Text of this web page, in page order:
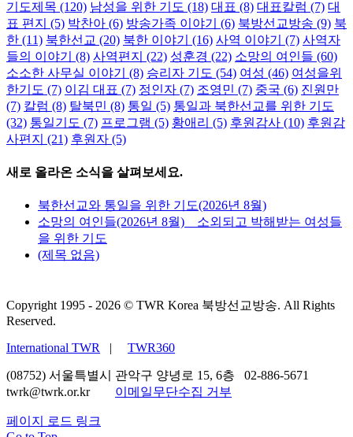
기도제목 (120) 남성을 위한 기도 (18) 대표 (8) 대표칼럼 (7) 대
표 편지 (5) 박찬아 (6) 방송가족 이야기 (6) 북방선교방송 (9) 북
한 (11) 북한선교 (20) 북한 이야기 (16) 사역 이야기 (7) 사역자
들의 이야기
(8) 사역편지 (22) 성훈경 (22) 소망의 여인들 (60)
소소한 사무실 이야기
(8) 승리자 기도 (54) 여성 (46) 여성을위
한기도 (7) 이김 대표 (7) 정인자 (7) 조영민 (7) 중국 (6) 진원만
(7) 칼럼 (8) 탈북민 (8) 통일 (5) 통일과 북한선교를 위한 기도
(32) 통일기도 (7) 프로그램 (5) 황애리 (5) 후원감사 (10) 후원감
사편지 (21) 후원자 (5)
새로 올라온 소식을 살펴보세요.
북한선교와 통일을 위한 기도(2026년 8월)
소망의 여인들(2026년 8월) _ 소외되고 박해받는 여성들
을 위한 기도
(제목 없음)
Copyright 1995 - 2026 © TWR Korea 북방선교방송. All Rights
Reserved.
International TWR
| TWR360
(08752) 서울특별시 관악구 양녕로 15, 6층 02-886-5671
twrk@twrk.or.kr 이메일무단수집 거부
페이지 로드 링크